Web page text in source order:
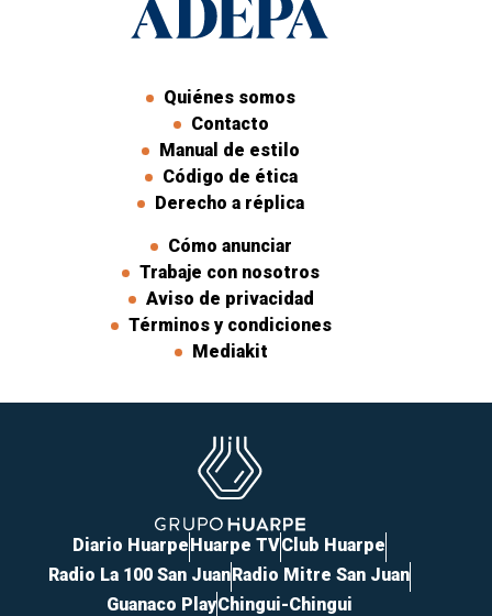
Quiénes somos
Contacto
Manual de estilo
Código de ética
Derecho a réplica
Cómo anunciar
Trabaje con nosotros
Aviso de privacidad
Términos y condiciones
Mediakit
Diario HuarpeHuarpe TVClub Huarpe
Radio La 100 San JuanRadio Mitre San Juan
Guanaco PlayChingui-Chingui